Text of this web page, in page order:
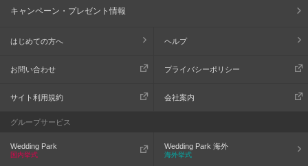
キャンペーン・プレゼント情報
はじめての方へ ヘルプ
お問い合わせ プライバシーポリシー
サイト利用規約 会社案内
グループサービス
Wedding Park
国内挙式
Wedding Park 海外
海外挙式